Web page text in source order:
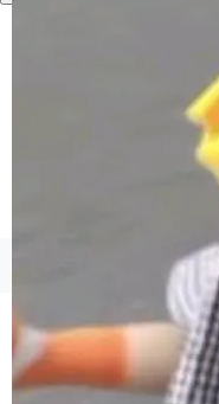
通 ProRes RAW